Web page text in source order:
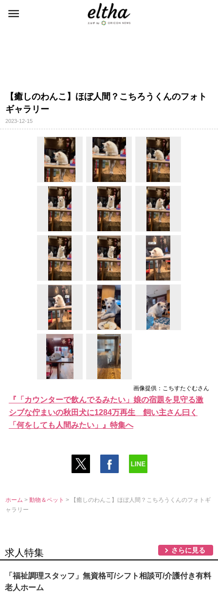
【癒しのわんこ】ほぼ人間？こちろうくんのフォト
ギャラリー
2023-12-15
画像提供：こちすたぐむさん
『「カウンターで飲んでるみたい」娘の宿題を見守る激
シブな佇まいの秋田犬に1284万再生 飼い主さん曰く
「何をしても人間みたい」』特集へ
ホーム >動物＆ペット> 【癒しのわんこ】ほぼ人間？こちろうくんのフォトギ
ャラリー
求人特集 さらに見る
「福祉調理スタッフ」無資格可/シフト相談可/介護付き有料
老人ホーム